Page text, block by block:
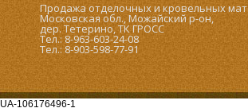
Продажа отделочных и кровельных
Московская обл., Можайский р-он,
дер. Тетерино, ТК ГРОСС
Тел.: 8-963-603-24-08
Тел.: 8-903-598-77-91
UA-106176496-1